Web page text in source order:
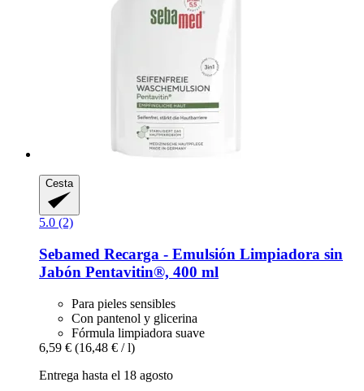
Cesta
5.0 (2)
Sebamed Recarga -​ Emulsión Limpiadora sin
Jabón Pentavitin®, 400 ml
Para pieles sensibles
Con pantenol y glicerina
Fórmula limpiadora suave
6,59 € (16,48 € / l)
Entrega hasta el 18 agosto